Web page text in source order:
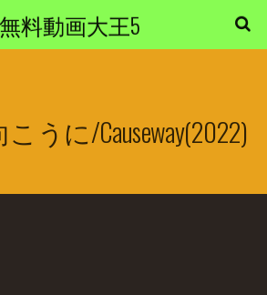
料動画大王5
うに/Causeway(2022)